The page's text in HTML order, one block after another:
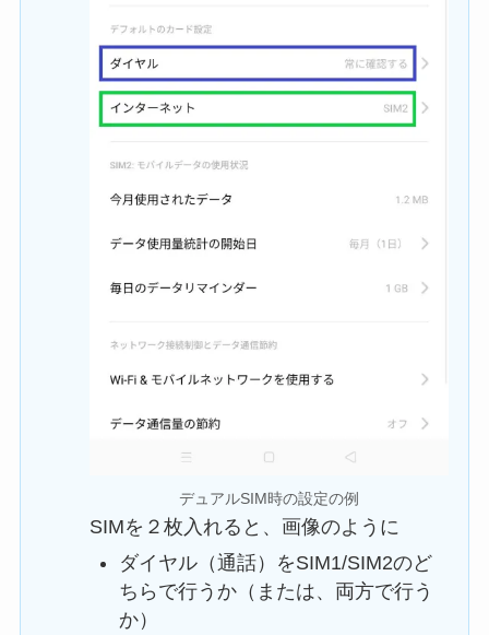
デュアルSIM時の設定の例
SIMを２枚入れると、画像のように
ダイヤル（通話）をSIM1/SIM2のど
ちらで行うか（または、両方で行う
か）